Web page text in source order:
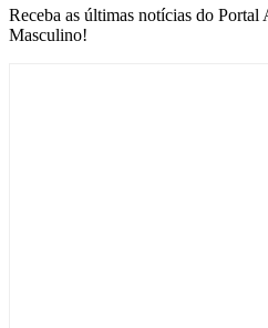
Receba as últimas notícias do
Masculino!